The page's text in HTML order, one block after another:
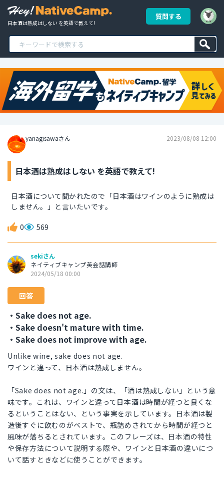
日本酒は熟成はしない を英語で教えて!
質問する
yanagisawaさん 2023/08/08 12:00
日本酒は熟成はしない を英語で教えて!
日本酒について聞かれたので「日本酒はワインのように熟成は
しません。」と言いたいです。
0 569
sekiさん
ネイティブキャンプ英会話講師
2024/05/18 00:00
回答
・Sake does not age.
・Sake doesn't mature with time.
・Sake does not improve with age.
Unlike wine, sake does not age.
ワインと違って、日本酒は熟成しません。
「Sake does not age.」の文は、「酒は熟成しない」という意
味です。これは、ワインと違って日本酒は時間が経つと良くな
るということはない、という事実を示しています。日本酒は製
造後すぐに飲むのがベストで、瓶詰めされてから時間が経つと
風味が落ちるとされています。このフレーズは、日本酒の特性
や保存方法について説明する際や、ワインと日本酒の違いにつ
いて話すときなどに使うことができます。